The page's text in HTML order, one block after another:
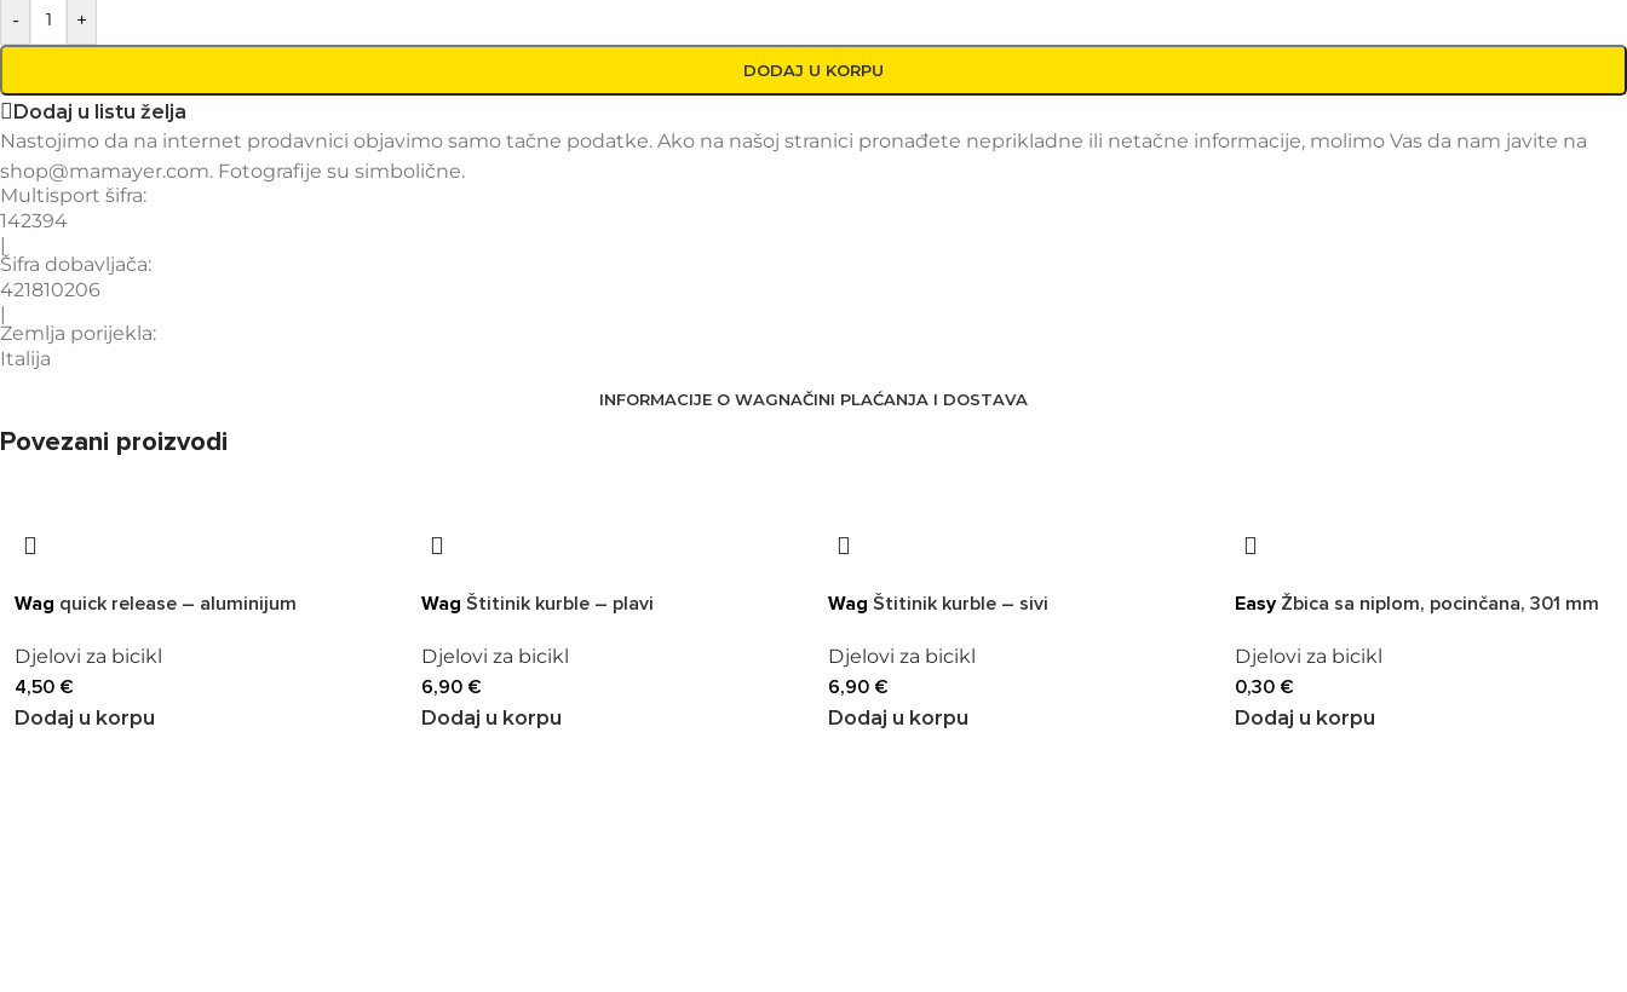
- +
DODAJ U KORPU
Dodaj u listu želja
Nastojimo da na internet prodavnici objavimo samo tačne podatke. Ako na našoj stranici pronađete neprikladne ili netačne informacije, molimo Vas da nam javite na
shop@mamayer.com. Fotografije su simbolične.
Multisport šifra:
142394
|
Šifra dobavljača:
421810206
|
Zemlja porijekla:
Italija
INFORMACIJE O WAGNAČINI PLAĆANJA I DOSTAVA
Povezani proizvodi
Wag quick release – aluminijum
Djelovi za bicikl
4,50 €
Dodaj u korpu
Wag Štitinik kurble – plavi
Djelovi za bicikl
6,90 €
Dodaj u korpu
Wag Štitinik kurble – sivi
Djelovi za bicikl
6,90 €
Dodaj u korpu
EasyŽbica sa niplom, pocinčana, 301 mm
Djelovi za bicikl
0,30 €
Dodaj u korpu